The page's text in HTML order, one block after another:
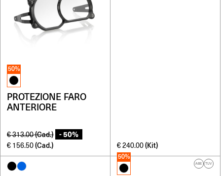
50%
PROTEZIONE FARO
ANTERIORE
€313.00(Cad.) - 50%
€ 156.50 (Cad.) €240.00 (Kit)
50%
ABE TUV